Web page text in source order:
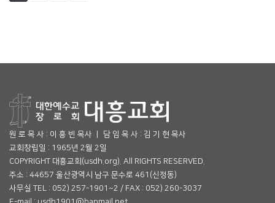
원 로 목 사 : 이 흥 빈 목사 ㅣ 담 임 목 사 : 김 기 현 목사
교회창립일 : 1965년 2월 2일
COPYRIGHT 대흥교회(usdh.org). All RIGHTS RESERVED.
주소 : 44657 울산광역시 남구 문수로 461(신정동)
사무실 TEL : 052) 257-1901~2 / FAX : 052) 260-3037